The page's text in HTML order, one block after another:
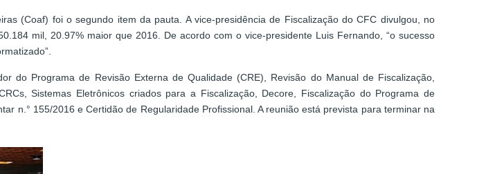
(Coaf) foi o segundo item da pauta. A vice-presidência de Fiscalização do CFC divulgou, no
mil, 20.97% maior que 2016. De acordo com o vice-presidente Luis Fernando, “o sucesso
do Programa de Revisão Externa de Qualidade (CRE), Revisão do Manual de Fiscalização,
Sistemas Eletrônicos criados para a Fiscalização, Decore, Fiscalização do Programa de
n.° 155/2016 e Certidão de Regularidade Profissional. A reunião está prevista para terminar na